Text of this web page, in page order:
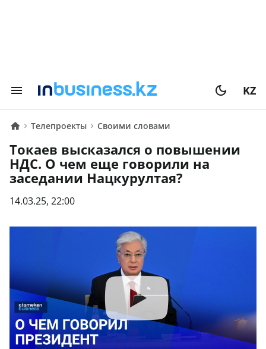
KZ
Телепроекты Своими словами
Токаев высказался о повышении
НДС. О чем еще говорили на
заседании Нацкурултая?
14.03.25, 22:00